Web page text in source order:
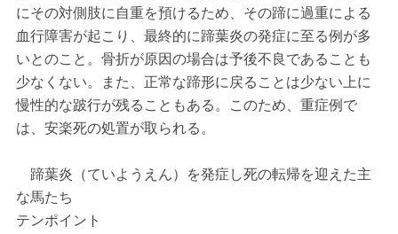
にその対側肢に自重を預けるため、その蹄に過重による
血行障害が起こり、最終的に蹄葉炎の発症に至る例が多
いとのこと。骨折が原因の場合は予後不良であることも
少なくない。また、正常な蹄形に戻ることは少ない上に
慢性的な跛行が残ることもある。このため、重症例で
は、安楽死の処置が取られる。
蹄葉炎（ていようえん）を発症し死の転帰を迎えた主
な馬たち
テンポイント